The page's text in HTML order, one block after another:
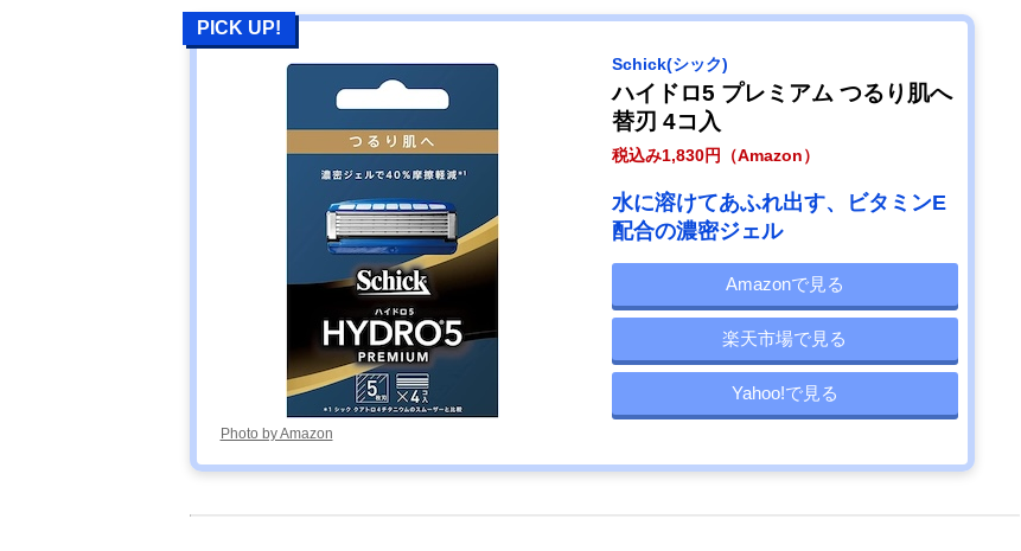
PICK UP!
Photo by Amazon
Schick(シック)
ハイドロ5 プレミアム つるり肌へ
替刃 4コ入
税込み1,830円（Amazon）
水に溶けてあふれ出す、ビタミンE
配合の濃密ジェル
Amazonで見る
楽天市場で見る
Yahoo!で見る